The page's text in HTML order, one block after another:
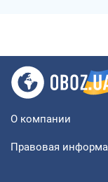
О компании
Правовая